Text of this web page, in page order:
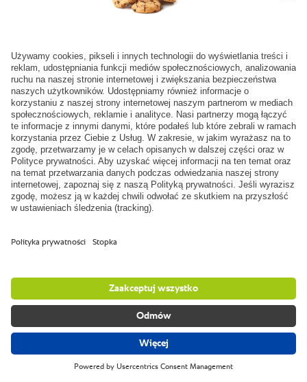
Pokaz na żywo